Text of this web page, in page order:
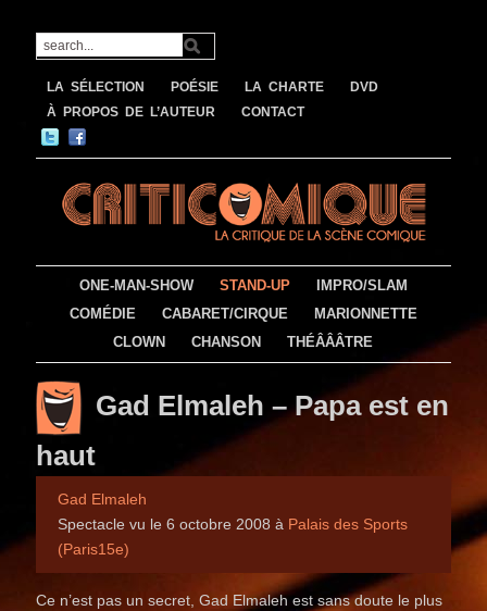
LA SÉLECTION POÉSIE LA CHARTE
DVD
À PROPOS DE L’AUTEUR
CONTACT
ONE-MAN-SHOW STAND-UP
IMPRO/SLAM
COMÉDIE
CABARET/CIRQUE
MARIONNETTE
CLOWN
CHANSON THÉÂÂÂTRE
Gad Elmaleh – Papa est en
haut
Gad Elmaleh
Spectacle vu le 6 octobre 2008 à Palais des Sports
(Paris15e)
Ce n’est pas un secret, Gad Elmaleh est sans doute le plus